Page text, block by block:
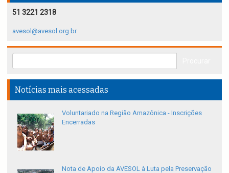
51 3221 2318
avesol@avesol.org.br
Notícias mais acessadas
Voluntariado na Região Amazônica - Inscrições
Encerradas
Nota de Apoio da AVESOL à Luta pela Preservação